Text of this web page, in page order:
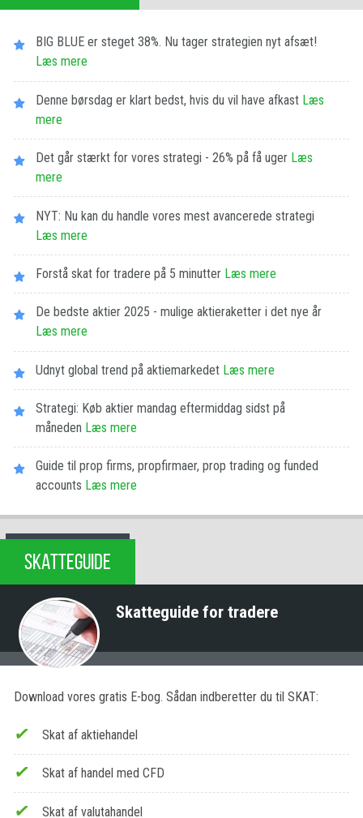
BIG BLUE er steget 38%. Nu tager strategien nyt afsæt!
Læs mere
Denne børsdag er klart bedst, hvis du vil have afkast Læs
mere
Det går stærkt for vores strategi - 26% på få uger Læs
mere
NYT: Nu kan du handle vores mest avancerede strategi
Læs mere
Forstå skat for tradere på 5 minutter Læs mere
De bedste aktier 2025 - mulige aktieraketter i det nye år
Læs mere
Udnyt global trend på aktiemarkedet Læs mere
Strategi: Køb aktier mandag eftermiddag sidst på
måneden Læs mere
Guide til prop firms, propfirmaer, prop trading og funded
accounts Læs mere
SKATTEGUIDE
Skatteguide for tradere
Download vores gratis E-bog. Sådan indberetter du til SKAT:
Skat af aktiehandel
Skat af handel med CFD
Skat af valutahandel